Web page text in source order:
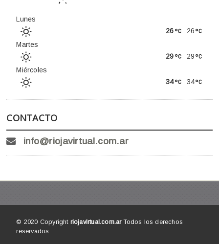
Lunes
26
26
Martes
29
29
Miércoles
34
34
CONTACTO
info@riojavirtual.com.ar
© 2020 Copyright riojavirtual.com.arTodos los derechos
reservados.